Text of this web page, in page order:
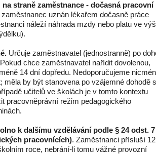
straně zaměstnance - dočasná pracovní
zaměstnanec uznán lékařem dočasně práce
náleží náhrada mzdy nebo platu ve
Určuje zaměstnavatel (jednostranně) po
chce zaměstnavatel nařídit dovolenou,
14 dní dopředu. Nedoporučujeme
měla by být stanovena po vzájemné dohodě
učitelů ve školách je v tomto kontextu
pracovněprávní režim pedagogického
k dalšímu vzdělávání podle § 24 odst. 7
pracovnících). Zaměstnanci přísluší 12
roce, nebrání-li tomu vážné provozní